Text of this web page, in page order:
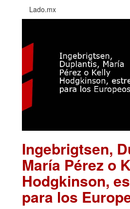
Lado.mx
Ingebrigtsen,
María Pérez o
Hodgkinson,
para los